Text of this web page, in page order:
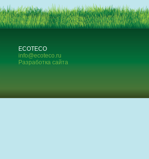
ECOTECO
info@ecoteco.ru
Разработка сайта